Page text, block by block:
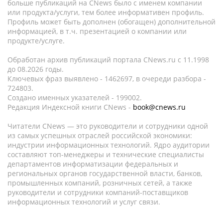
больше публикаций на CNews было с именем компании
или продукта/услуги, тем более информативен профиль.
Профиль может быть дополнен (обогащен) дополнительной
информацией, в т.ч. презентацией о компании или
продукте/услуге.
Обработан архив публикаций портала CNews.ru c 11.1998
до 08.2026 годы.
Ключевых фраз выявлено - 1462697, в очереди разбора -
724803.
Создано именных указателей - 199002.
Редакция Индексной книги CNews - book@cnews.ru
Читатели CNews — это руководители и сотрудники одной
из самых успешных отраслей российской экономики:
индустрии информационных технологий. Ядро аудитории
составляют топ-менеджеры и технические специалисты
департаментов информатизации федеральных и
региональных органов государственной власти, банков,
промышленных компаний, розничных сетей, а также
руководители и сотрудники компаний-поставщиков
информационных технологий и услуг связи.